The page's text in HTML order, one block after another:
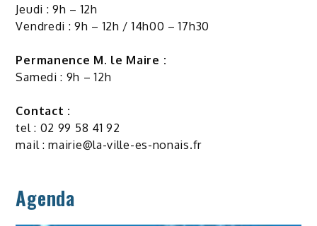
Jeudi : 9h – 12h
Vendredi : 9h – 12h / 14h00 – 17h30
Permanence M. le Maire :
Samedi : 9h – 12h
Contact :
tel : 02 99 58 41 92
mail :mairie@la-ville-es-nonais.fr
Agenda